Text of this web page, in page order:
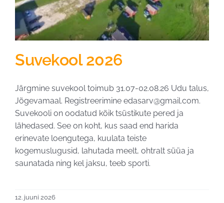
Suvekool 2026
Järgmine suvekool toimub 31.07-02.08.26 Udu talus,
Jõgevamaal. Registreerimine edasarv@gmail.com.
Suvekooli on oodatud kõik tsüstikute pered ja
lähedased. See on koht, kus saad end harida
erinevate loengutega, kuulata teiste
kogemuslugusid, lahutada meelt, ohtralt süüa ja
saunatada ning kel jaksu, teeb sporti.
12. juuni 2026